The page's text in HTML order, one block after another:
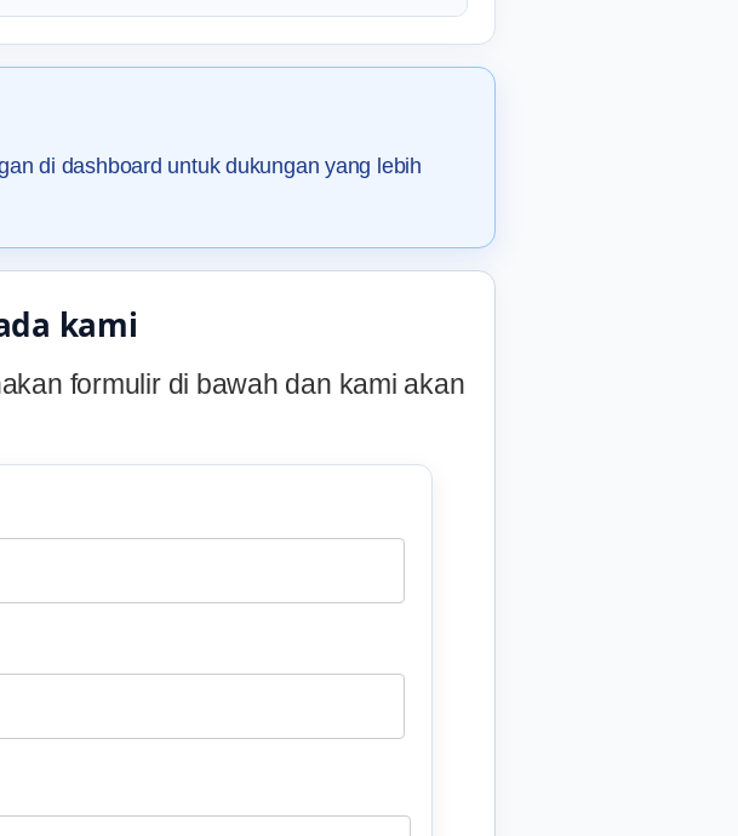
di dashboard untuk dukungan yang lebih
kami
formulir di bawah dan kami akan